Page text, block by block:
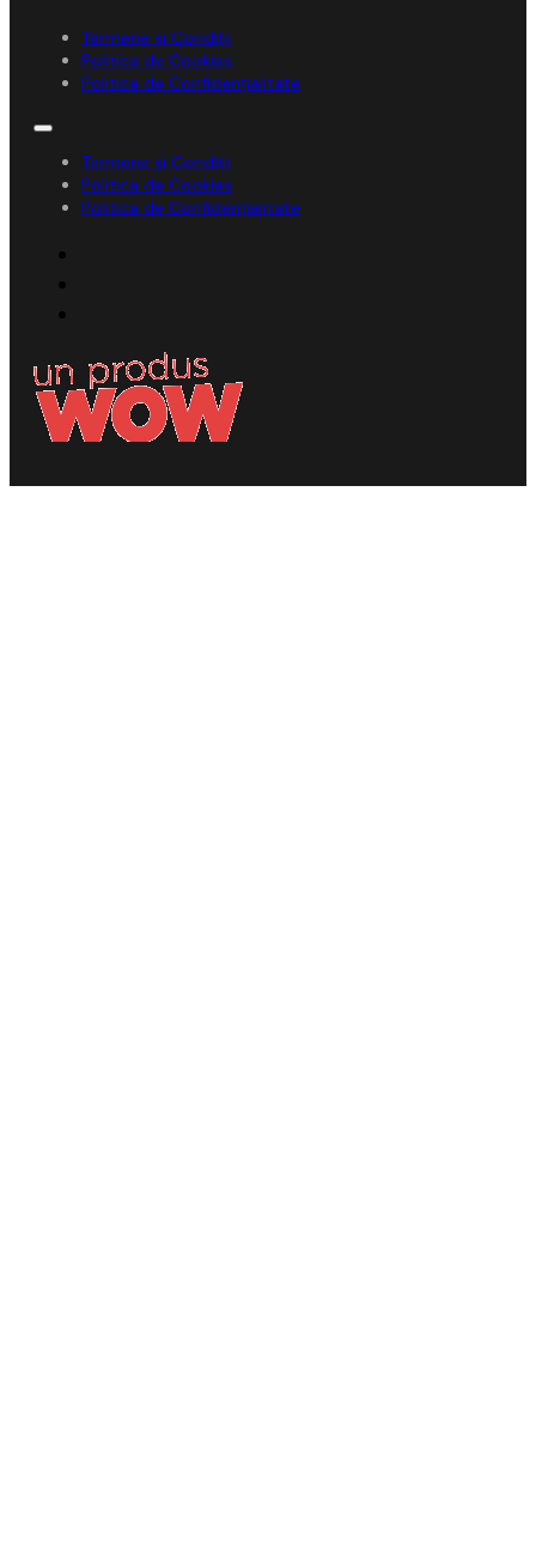
Termene și Condiții
Politica de Cookies
Politica de Confidențialitate
Termene și Condiții
Politica de Cookies
Politica de Confidențialitate